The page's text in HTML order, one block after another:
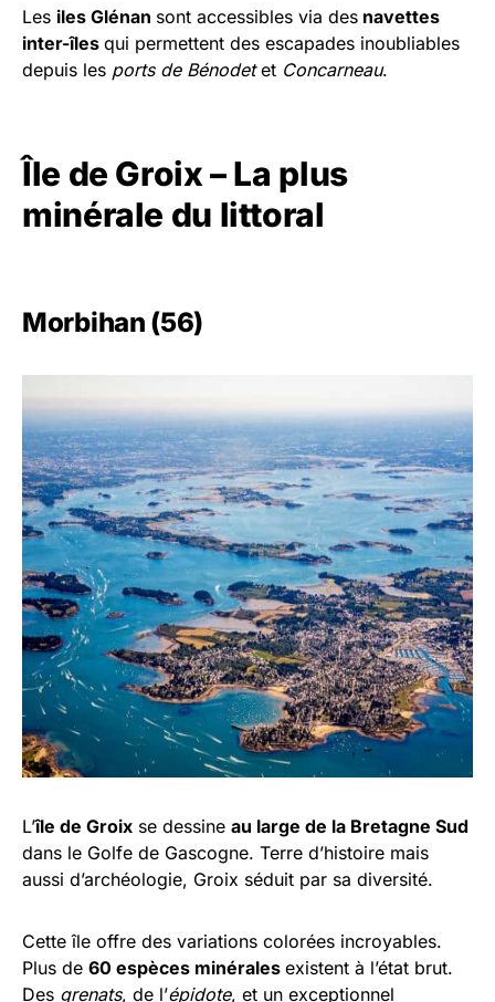
Les iles Glénan sont accessibles via des navettes
inter-îles qui permettent des escapades inoubliables
depuis les ports de Bénodetet Concarneau.
Île de Groix – La plus
minérale du littoral
Morbihan (56)
L’île de Groix se dessine au large de la Bretagne Sud
dans le Golfe de Gascogne. Terre d’histoire mais
aussi d’archéologie, Groix séduit par sa diversité.
Cette île offre des variations colorées incroyables.
Plus de 60 espèces minérales existent à l’état brut.
Des grenats, de l’épidote, et un exceptionnel